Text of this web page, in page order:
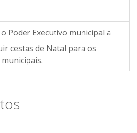
Poder Executivo municipal a
cestas de Natal para os